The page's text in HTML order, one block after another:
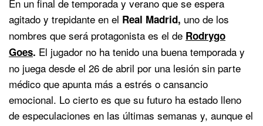
En un final de temporada y verano que se espera
agitado y trepidante en el Real Madrid, uno de los
nombres que será protagonista es el de Rodrygo
Goes. El jugador no ha tenido una buena temporada y
no juega desde el 26 de abril por una lesión sin parte
médico que apunta más a estrés o cansancio
emocional. Lo cierto es que su futuro ha estado lleno
de especulaciones en las últimas semanas y, aunque el